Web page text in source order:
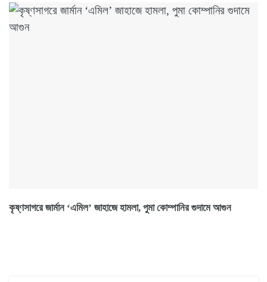
কৃষ্ণসাগরে জার্মান ‘এমিল’ জাহাজে হামলা, পুমা কোম্পানির গুদামে আগুন